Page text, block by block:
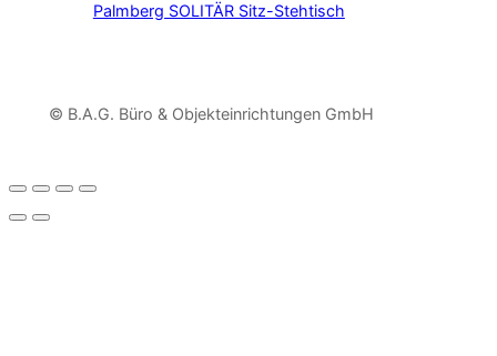
Palmberg SOLITÄR Sitz-Stehtisch
© B.A.G. Büro & Objekteinrichtungen GmbH